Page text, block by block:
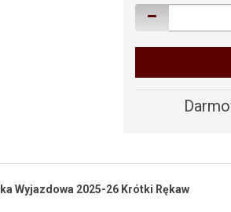
Wyjazdowa 2025-26 Krótki Rękaw